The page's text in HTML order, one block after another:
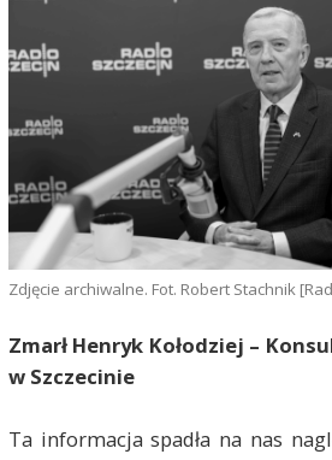
Zdjęcie archiwalne. Fot. Robert Stachnik
Zmarł Henryk Kołodziej –
w Szczecinie
Ta informacja spadła na nas